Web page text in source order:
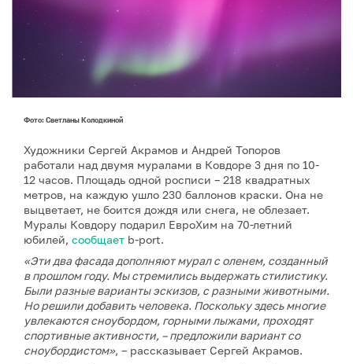
Фото: Светланы Колодкиной
Художники Сергей Акрамов и Андрей Топоров
работали над двумя муралами в Ковдоре 3 дня по 10-
12 часов. Площадь одной росписи – 218 квадратных
метров, на каждую ушло 230 баллонов краски. Она не
выцветает, не боится дождя или снега, не облезает.
Муралы Ковдору подарил ЕвроХим на 70-летний
юбилей, сообщает b-port.
«Эти два фасада дополняют мурал с оленем, созданный
в прошлом году. Мы стремились выдержать стилистику.
Были разные варианты эскизов, с разными животными.
Но решили добавить человека. Поскольку здесь многие
увлекаются сноубордом, горными лыжами, проходят
спортивные активности, – предложили вариант со
сноубордистом», – рассказывает Сергей Акрамов.